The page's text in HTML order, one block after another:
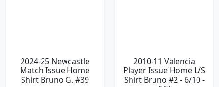
2024-25 Newcastle
Match Issue Home
Shirt Bruno G. #39
2010-11 Valencia
Player Issue Home L/S
Shirt Bruno #2 - 6/10 -